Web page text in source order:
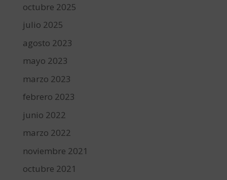
octubre 2025
julio 2025
agosto 2023
mayo 2023
marzo 2023
febrero 2023
junio 2022
marzo 2022
noviembre 2021
octubre 2021